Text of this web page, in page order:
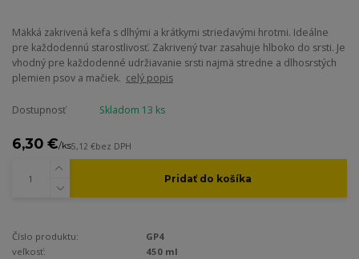
Mäkká zakrivená kefa s dlhými a krátkymi striedavými hrotmi. Ideálne
pre každodennú starostlivosť. Zakrivený tvar zasahuje hlboko do srsti. Je
vhodný pre každodenné udržiavanie srsti najmä stredne a dlhosrstých
plemien psov a mačiek. celý popis
Dostupnosť Skladom 13 ks
6,30 €/ks5,12 €bez DPH
Pridať do košíka
Číslo produktu:
GP4
veľkosť:
450 ml